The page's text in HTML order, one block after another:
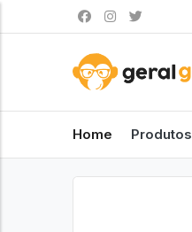
Home Produtos